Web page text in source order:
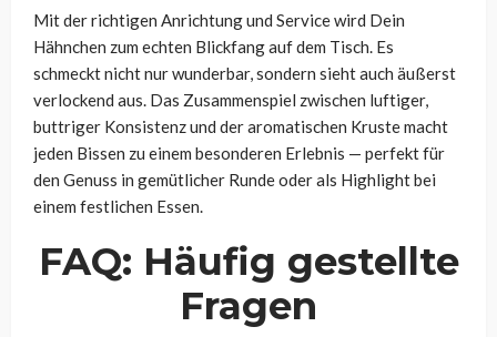
Mit der richtigen Anrichtung und Service wird Dein
Hähnchen zum echten Blickfang auf dem Tisch. Es
schmeckt nicht nur wunderbar, sondern sieht auch äußerst
verlockend aus. Das Zusammenspiel zwischen luftiger,
buttriger Konsistenz und der aromatischen Kruste macht
jeden Bissen zu einem besonderen Erlebnis — perfekt für
den Genuss in gemütlicher Runde oder als Highlight bei
einem festlichen Essen.
FAQ: Häufig gestellte
Fragen